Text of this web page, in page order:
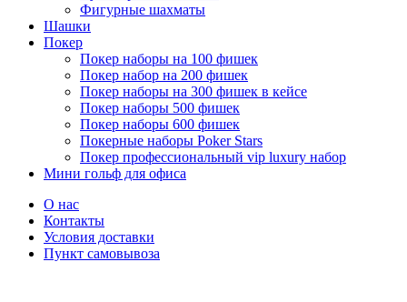
Фигурные шахматы
Шашки
Покер
Покер наборы на 100 фишек
Покер набор на 200 фишек
Покер наборы на 300 фишек в кейсе
Покер наборы 500 фишек
Покер наборы 600 фишек
Покерные наборы Poker Stars
Покер профессиональный vip luxury набор
Мини гольф для офиса
О нас
Контакты
Условия доставки
Пункт самовывоза